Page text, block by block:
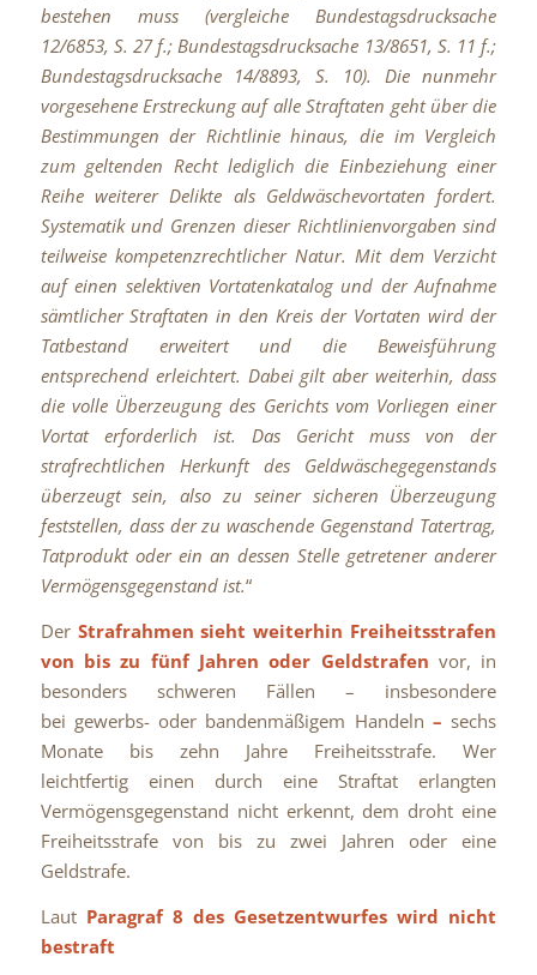
bestehen muss (vergleiche Bundestagsdrucksache
12/6853, S. 27 f.; Bundestagsdrucksache 13/8651, S. 11 f.;
Bundestagsdrucksache 14/8893, S. 10). Die nunmehr
vorgesehene Erstreckung auf alle Straftaten geht über die
Bestimmungen der Richtlinie hinaus, die im Vergleich
zum geltenden Recht lediglich die Einbeziehung einer
Reihe weiterer Delikte als Geldwäschevortaten fordert.
Systematik und Grenzen dieser Richtlinienvorgaben sind
teilweise kompetenzrechtlicher Natur. Mit dem Verzicht
auf einen selektiven Vortatenkatalog und der Aufnahme
sämtlicher Straftaten in den Kreis der Vortaten wird der
Tatbestand erweitert und die Beweisführung
entsprechend erleichtert. Dabei gilt aber weiterhin, dass
die volle Überzeugung des Gerichts vom Vorliegen einer
Vortat erforderlich ist. Das Gericht muss von der
strafrechtlichen Herkunft des Geldwäschegegenstands
überzeugt sein, also zu seiner sicheren Überzeugung
feststellen, dass der zu waschende Gegenstand Tatertrag,
Tatprodukt oder ein an dessen Stelle getretener anderer
Vermögensgegenstand ist.“
Der Strafrahmen sieht weiterhin Freiheitsstrafen
von bis zu fünf Jahren oder Geldstrafen vor, in
besonders schweren Fällen – insbesondere
bei gewerbs- oder bandenmäßigem Handeln–sechs
Monate bis zehn Jahre Freiheitsstrafe. Wer
leichtfertig einen durch eine Straftat erlangten
Vermögensgegenstand nicht erkennt, dem droht eine
Freiheitsstrafe von bis zu zwei Jahren oder eine
Geldstrafe.
Laut Paragraf 8 des Gesetzentwurfes wird nicht
bestraft